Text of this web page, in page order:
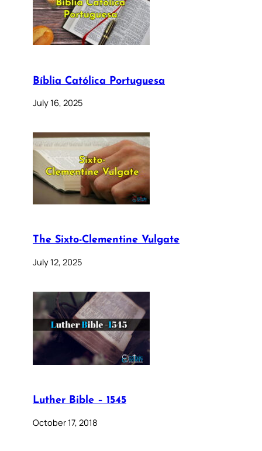
Bíblia Católica Portuguesa
July 16, 2025
The Sixto-Clementine Vulgate
July 12, 2025
Luther Bible – 1545
October 17, 2018